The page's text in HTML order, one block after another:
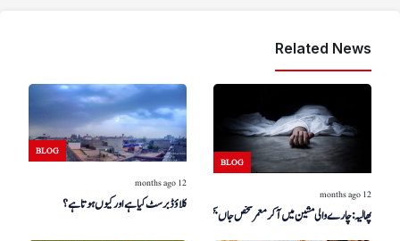
Related News
BLOG
12 months ago
کلاؤڈ برسٹ کیا ہے اور کیوں ہوتا ہے؟
BLOG
12 months ago
پھالیہ: چارے والی مشین میں آکر معمر شخص جاں بحق ہو گیا